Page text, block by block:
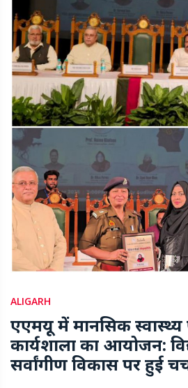
ALIGARH
एएमयू में मानसिक
कार्यशाला का आयोजन:
सर्वांगीण विकास पर हुई